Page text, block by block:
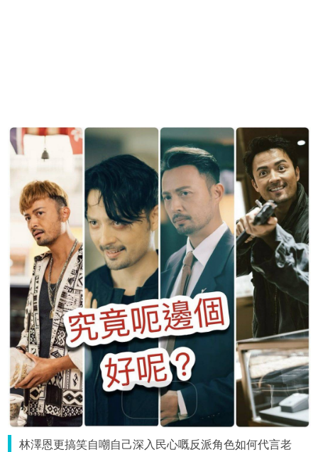
林澤恩更搞笑自嘲自己深入民心嘅反派角色如何代言老